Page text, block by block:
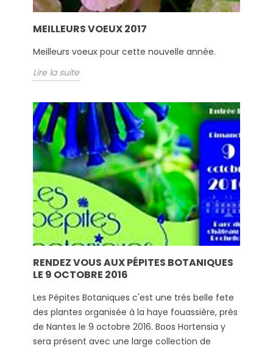
MEILLEURS VOEUX 2017
Meilleurs voeux pour cette nouvelle année.
Lire la suite
RENDEZ VOUS AUX PÉPITES BOTANIQUES
LE 9 OCTOBRE 2016
Les Pépites Botaniques c'est une trés belle fete
des plantes organisée à la haye fouassière, près
de Nantes le 9 octobre 2016. Boos Hortensia y
sera présent avec une large collection de